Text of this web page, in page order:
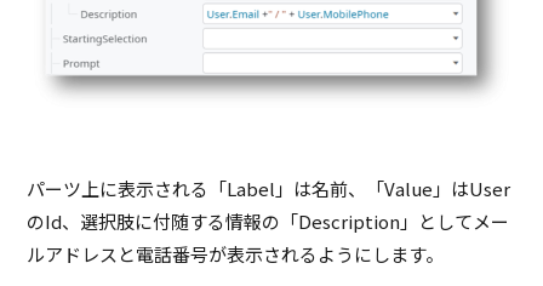
パーツ上に表示される「Label」は名前、「Value」はUser
のId、選択肢に付随する情報の「Description」としてメー
ルアドレスと電話番号が表示されるようにします。